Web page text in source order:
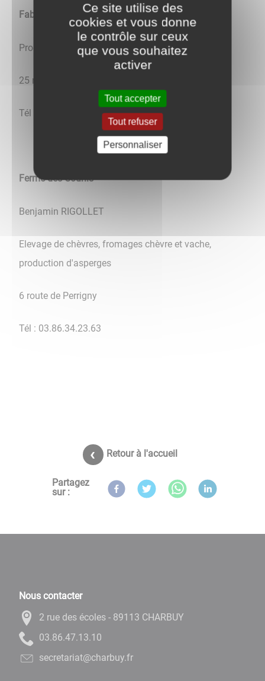
Fabrice TROTTIER
Production d'asperges et élevage de brebis
25 rue des Maraîchers
Tél : 03.86.47.07.43
Ferme des Courlis
Benjamin RIGOLLET
Elevage de chèvres, fromages chèvre et vache,
production d'asperges
6 route de Perrigny
Tél : 03.86.34.23.63
Retour à l'accueil
Partagez
sur :
Nous contacter
2 rue des écoles - 89113 CHARBUY
01.31.74.68.30
rf.yubrahc@tairaterces
Ce site utilise des
cookies et vous donne
le contrôle sur ceux
que vous souhaitez
activer
Tout accepter
Tout refuser
Personnaliser